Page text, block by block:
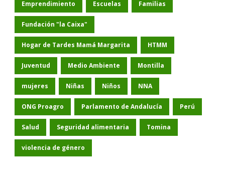
Emprendimiento Escuelas Familias
Fundación "la Caixa"
Hogar de Tardes Mamá Margarita HTMM
Juventud Medio Ambiente Montilla
mujeres Niñas Niños NNA
ONG Proagro Parlamento de Andalucía Perú
Salud Seguridad alimentaria Tomina
violencia de género